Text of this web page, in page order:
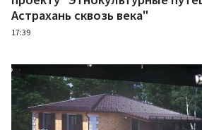
Астрахань сквозь века"
17:39